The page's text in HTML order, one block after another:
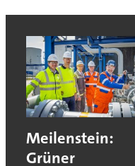
Meilenstein:
Grüner